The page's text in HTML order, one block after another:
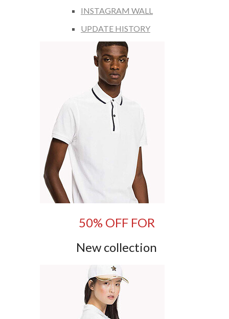
INSTAGRAM WALL
UPDATE HISTORY
50% OFF FOR
New collection